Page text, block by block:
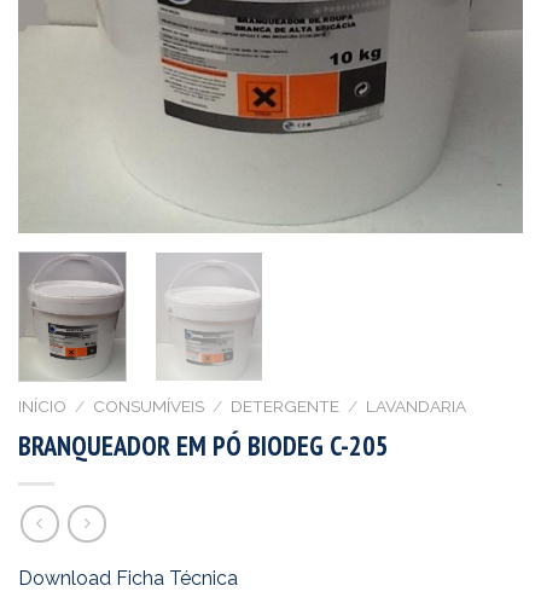
INÍCIO / CONSUMÍVEIS / DETERGENTE / LAVANDARIA
BRANQUEADOR EM PÓ BIODEG C-205
Download Ficha Técnica